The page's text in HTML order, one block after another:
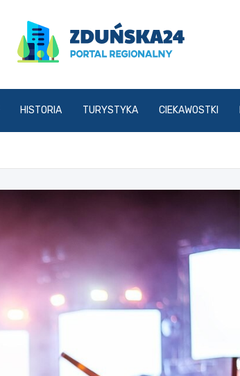
zdunska24.pl
HISTORIA TURYSTYKA CIEKAWOSTKI